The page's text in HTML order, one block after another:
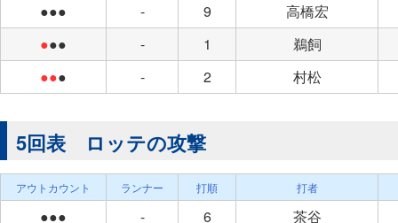
●●● - 9
高橋宏
●●● - 1
鵜飼
●●● - 2 村松
5回表 ロッテの攻撃
アウトカウント ランナー 打順 打者
●●● - 6 茶谷